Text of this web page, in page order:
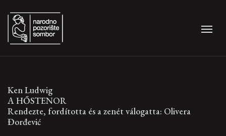
Ken Ludwig
A HŐSTENOR
Rendezte, fordította és a zenét válogatta: Olivera
Đorđević